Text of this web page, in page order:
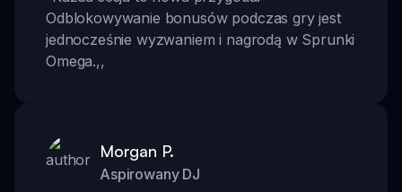
Odblokowywanie bonusów podczas gry jest
jednocześnie wyzwaniem i nagrodą w Sprunki
Omega.,,
Morgan P.
Aspirowany DJ